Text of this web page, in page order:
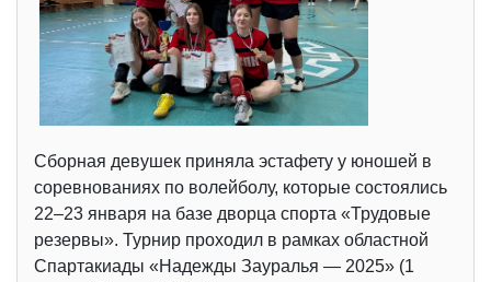
Сборная девушек приняла эстафету у юношей в
соревнованиях по волейболу, которые состоялись
22–23 января на базе дворца спорта «Трудовые
резервы». Турнир проходил в рамках областной
Спартакиады «Надежды Зауралья — 2025» (1